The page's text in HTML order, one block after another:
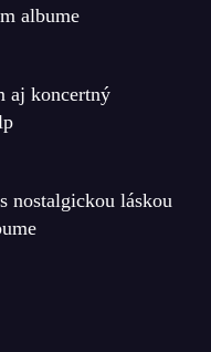
albume
aj koncertný
nostalgickou láskou